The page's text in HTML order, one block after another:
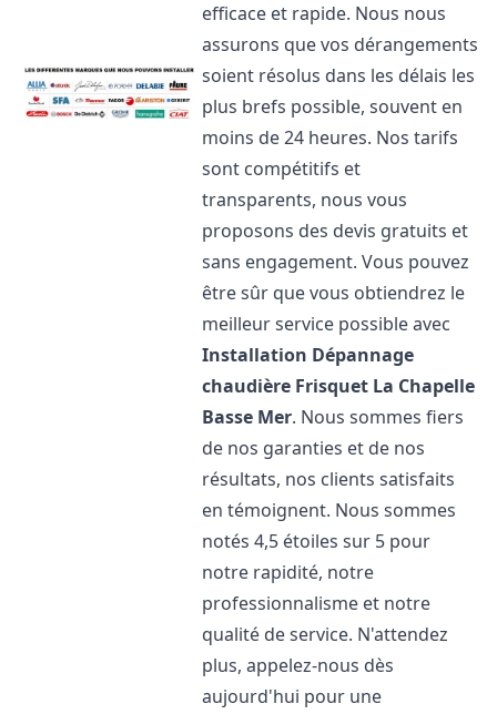
efficace et rapide. Nous nous
assurons que vos dérangements
soient résolus dans les délais les
plus brefs possible, souvent en
moins de 24 heures. Nos tarifs
sont compétitifs et
transparents, nous vous
proposons des devis gratuits et
sans engagement. Vous pouvez
être sûr que vous obtiendrez le
meilleur service possible avec
Installation Dépannage
chaudière Frisquet La Chapelle
Basse Mer. Nous sommes fiers
de nos garanties et de nos
résultats, nos clients satisfaits
en témoignent. Nous sommes
notés 4,5 étoiles sur 5 pour
notre rapidité, notre
professionnalisme et notre
qualité de service. N'attendez
plus, appelez-nous dès
aujourd'hui pour une